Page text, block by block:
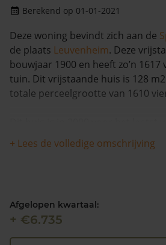
Berekend op 01-01-2021
Deze woning bevindt zich aan de
de plaats Leuvenheim. Deze
bouwjaar 1900 en heeft zo’n
tuin. Dit vrijstaande huis is 128
totale perceelgrootte van 1610
meer dan 14% in waarde
maanden. Vanaf 1993 is de
Brummen een WOZ waarde van
Volgens Kadasterdata is de kans
te hoog is en dat er bespaard
+ Lees de volledige omschrijving
Afgelopen kwartaal:
+ €6.735